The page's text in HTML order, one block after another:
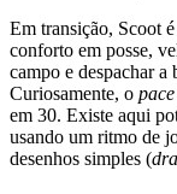
Em transição, Scoot
conforto em posse,
campo e despachar a
Curiosamente, o pace
em 30. Existe aqui
usando um ritmo de
desenhos simples (